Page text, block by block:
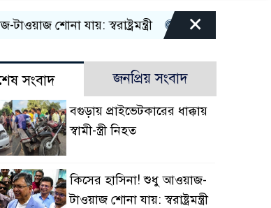
যায়: স্বরাষ্ট্রমন্ত্রী তিন দিনের মধ্যে গ্যাস
×
সংবাদ জনপ্রিয় সংবাদ
বগুড়ায় প্রাইভেটকারের ধাক্কায়
স্বামী-স্ত্রী নিহত
কিসের হাসিনা! শুধু আওয়াজ-
টাওয়াজ শোনা যায়: স্বরাষ্ট্রমন্ত্রী